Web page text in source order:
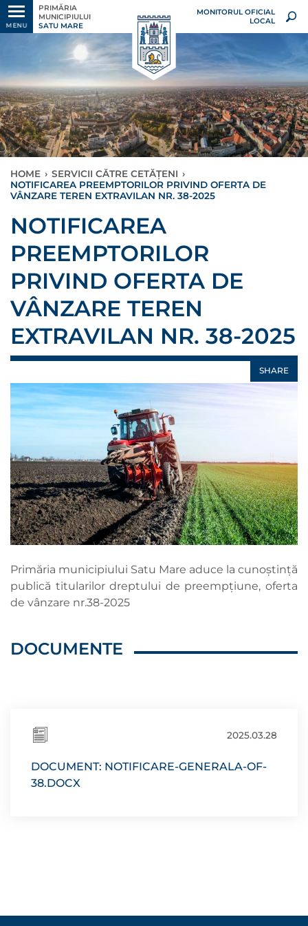
MENU
PRIMĂRIA
MUNICIPIULUI
SATU MARE
MONITORUL OFICIAL
LOCAL
HOME › SERVICII CĂTRE CETĂȚENI ›
NOTIFICAREA PREEMPTORILOR PRIVIND OFERTA DE
VÂNZARE TEREN EXTRAVILAN NR. 38-2025
NOTIFICAREA
PREEMPTORILOR
PRIVIND OFERTA DE
VÂNZARE TEREN
EXTRAVILAN NR. 38-2025
SHARE
Primăria municipiului Satu Mare aduce la cunoștință
publică titularilor dreptului de preempțiune, oferta
de vânzare nr.38-2025
DOCUMENTE
2025.03.28
DOCUMENT: NOTIFICARE-GENERALA-OF-
38.DOCX